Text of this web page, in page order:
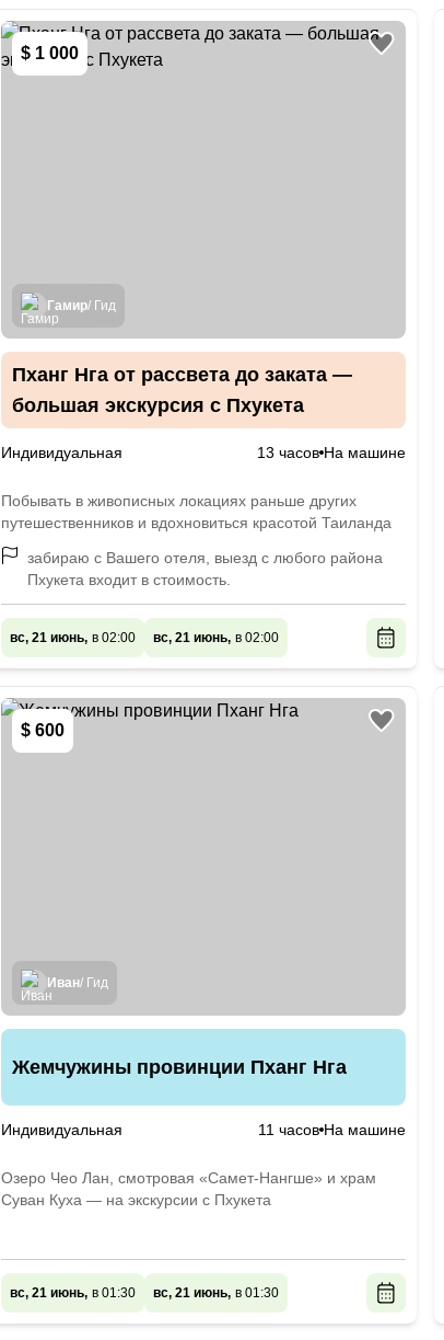
$ 1 000
Гамир/ Гид
Пханг Нга от рассвета до заката —
большая экскурсия с Пхукета
Индивидуальная 13 часов На машине
Побывать в живописных локациях раньше других
путешественников и вдохновиться красотой Таиланда
забираю с Вашего отеля, выезд с любого района
Пхукета входит в стоимость.
вс, 21 июнь, в 02:00 вс, 21 июнь, в 02:00
$ 600
Иван/ Гид
Жемчужины провинции Пханг Нга
Индивидуальная 11 часов На машине
Озеро Чео Лан, смотровая «Самет-Нангше» и храм
Суван Куха — на экскурсии с Пхукета
вс, 21 июнь, в 01:30 вс, 21 июнь, в 01:30